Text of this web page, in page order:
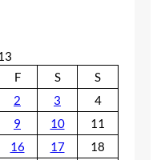
F S
S
2 3
4
9 10
11
16 17
18